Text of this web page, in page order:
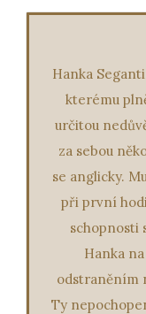
Hanka
kterému
určitou
za sebou
se anglicky.
při první
schopnosti
Hanka
odstraněním
Ty